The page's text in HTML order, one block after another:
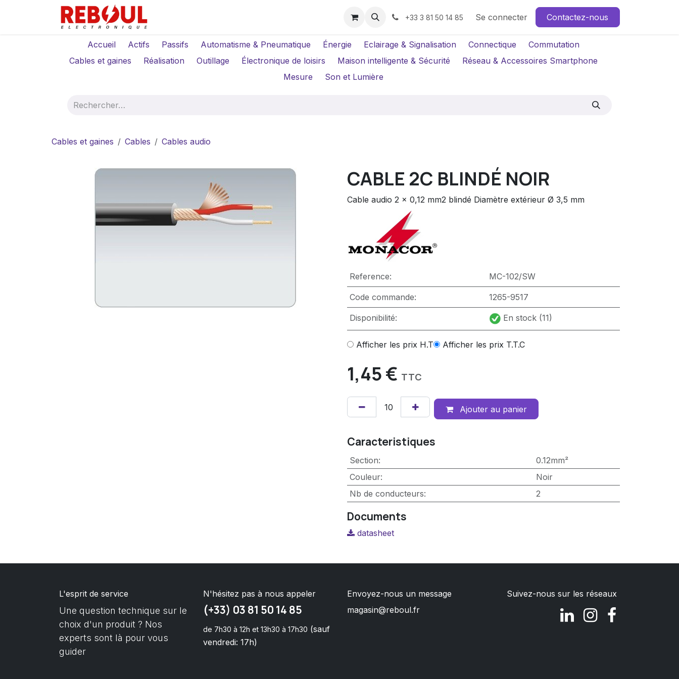
Se rendre au contenu
Location Caméras +33 3 81 50 14 85 Se connecter Contactez-nous
Accueil Actifs Passifs Automatisme & Pneumatique Énergie Eclairage & Signalisation Connectique
Commutation
Cables et gaines
Réalisation Outillage Électronique de loisirs Maison intelligente & Sécurité
Réseau & Accessoires Smartphone
Mesure
Son et Lumière
Cables et gaines Cables Cables audio
CABLE 2C BLINDÉ NOIR
Cable audio 2 x 0,12 mm2 blindé Diamètre extérieur Ø 3,5 mm
Reference: MC-102/SW
Code commande: 1265-9517
Disponibilité: En stock (11)
Afficher les prix H.T Afficher les prix T.T.C
1,45€ TTC
Ajouter au panier
Caracteristiques
Section:
0.12mm²
Couleur:
Noir
Nb de conducteurs: 2
Documents
datasheet
L'esprit de service
Une question technique sur le
choix d'un produit ? Nos
experts sont là pour vous
guider
N'hésitez pas à nous appeler
(+33) 03 81 50 14 85
de 7h30 à 12h et 13h30 à 17h30 (sauf
vendredi: 17h)
Envoyez-nous un message
magasin@reboul.fr
Suivez-nous sur les réseaux